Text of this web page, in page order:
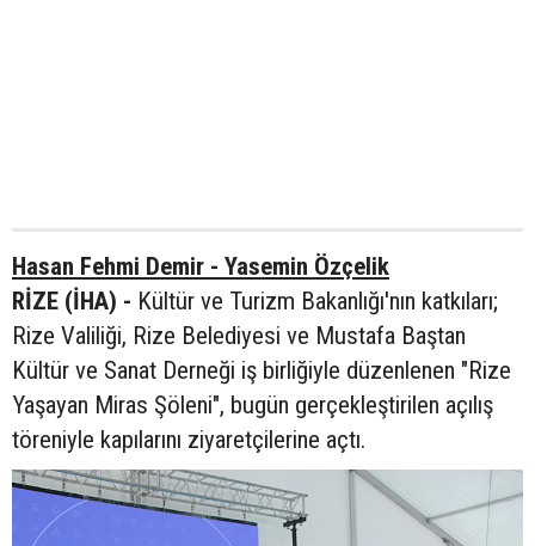
Hasan Fehmi Demir - Yasemin Özçelik
RİZE (İHA) - Kültür ve Turizm Bakanlığı'nın katkıları;
Rize Valiliği, Rize Belediyesi ve Mustafa Baştan
Kültür ve Sanat Derneği iş birliğiyle düzenlenen "Rize
Yaşayan Miras Şöleni", bugün gerçekleştirilen açılış
töreniyle kapılarını ziyaretçilerine açtı.